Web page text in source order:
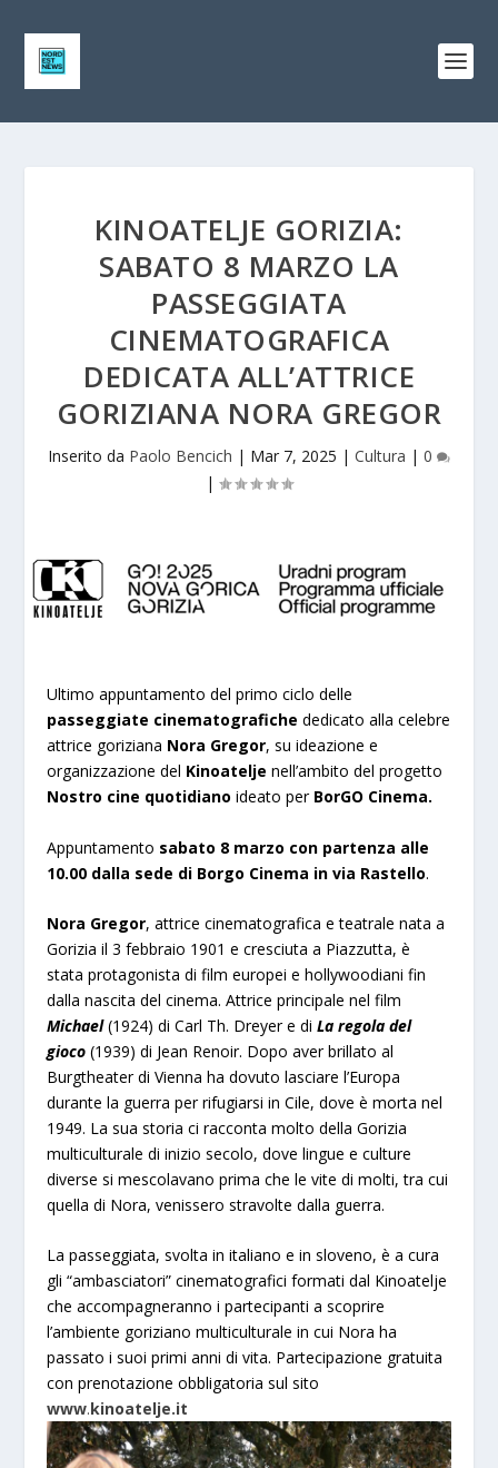
KINOATELJE GORIZIA:
SABATO 8 MARZO LA
PASSEGGIATA
CINEMATOGRAFICA
DEDICATA ALL’ATTRICE
GORIZIANA NORA GREGOR
Inserito da Paolo Bencich | Mar 7, 2025 | Cultura | 0
|
Ultimo appuntamento del primo ciclo delle
passeggiate cinematografiche dedicato alla celebre
attrice goriziana Nora Gregor, su ideazione e
organizzazione del Kinoatelje nell’ambito del progetto
Nostro cine quotidianoideato per BorGO Cinema.
Appuntamento sabato 8 marzo con partenza alle
10.00 dalla sede di Borgo Cinema in via Rastello.
Nora Gregor, attrice cinematografica e teatrale nata a
Gorizia il 3 febbraio 1901 e cresciuta a Piazzutta, è
stata protagonista di film europei e hollywoodiani fin
dalla nascita del cinema. Attrice principale nel film
Michael(1924) di Carl Th. Dreyer e diLa regola del
gioco (1939) di Jean Renoir. Dopo aver brillato al
Burgtheater di Vienna ha dovuto lasciare l’Europa
durante la guerra per rifugiarsi in Cile, dove è morta nel
1949. La sua storia ci racconta molto della Gorizia
multiculturale di inizio secolo, dove lingue e culture
diverse si mescolavano prima che le vite di molti, tra cui
quella di Nora, venissero stravolte dalla guerra.
La passeggiata, svolta in italiano e in sloveno, è a cura
gli “ambasciatori” cinematografici formati dal Kinoatelje
che accompagneranno i partecipanti a scoprire
l’ambiente goriziano multiculturale in cui Nora ha
passato i suoi primi anni di vita. Partecipazione gratuita
con prenotazione obbligatoria sul sito
www.kinoatelje.it